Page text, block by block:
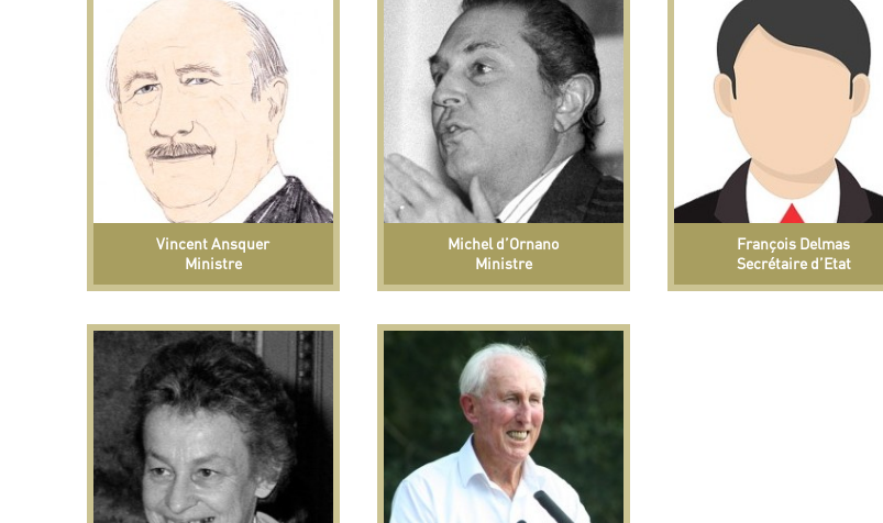
Vincent Ansquer
Ministre
Michel d’Ornano
Ministre
François Delmas
Secrétaire d’Etat